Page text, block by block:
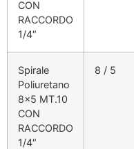
CON
RACCORDO
1/4″
Spirale
Poliuretano
8×5 MT.10
CON
RACCORDO
1/4″
8 / 5